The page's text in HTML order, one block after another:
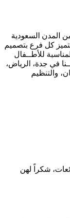
المدن السعودية
يتميز كل فرع بتصميم
للأطــفال
في جدة، الرياض،
والتنظيم